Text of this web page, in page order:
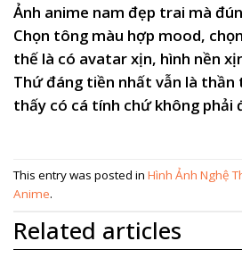
Ảnh anime nam đẹp trai mà
Chọn tông màu hợp mood,
thế là có avatar xịn, hình nền
Thứ đáng tiền nhất vẫn là thần
thấy có cá tính chứ không phải
This entry was posted in Hình Ảnh Nghệ
Anime.
Related articles